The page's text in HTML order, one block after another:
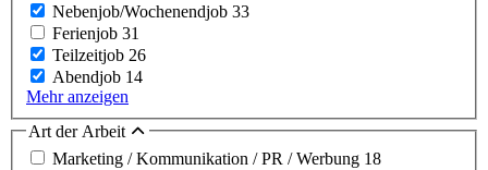
Nebenjob/Wochenendjob 33
Ferienjob 31
Teilzeitjob 26
Abendjob 14
Mehr anzeigen
Art der Arbeit
Marketing / Kommunikation / PR / Werbung 18